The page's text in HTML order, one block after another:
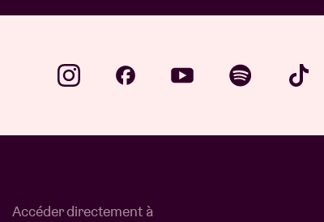
Accéder directement à